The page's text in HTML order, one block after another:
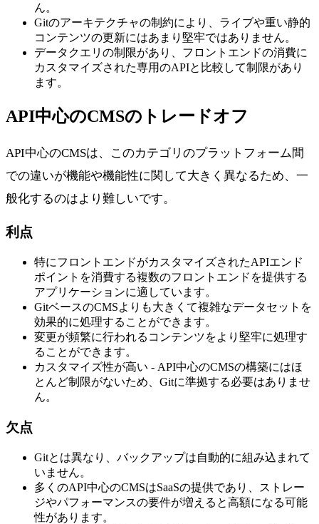
ん。
Gitのアーキテクチャの制約により、ライブや重い静的
コンテンツの更新にはあまり堅牢ではありません。
データクエリの制限があり、フロントエンドの消費に
カスタマイズされた専用のAPIと比較して制限があり
ます。
API中心のCMSのトレードオフ
API中心のCMSは、このカテゴリのプラットフォーム間
での違いが機能や機能性に関して大きく異なるため、一
般化するのはより難しいです。
利点
特にフロントエンドがカスタマイズされたAPIエンド
ポイントを消費する複数のフロントエンドを提供する
アプリケーションに適しています。
GitベースのCMSよりも大きくて複雑なデータセットを
効果的に処理することができます。
変更が頻繁に行われるコンテンツをより堅牢に処理す
ることができます。
カスタマイズ性が高い - API中心のCMSの構築にはほ
とんど制限がないため、Gitに準拠する必要はありませ
ん。
欠点
Gitとは異なり、バックアップは自動的に組み込まれて
いません。
多くのAPI中心のCMSはSaaSの提供であり、ストレー
ジやパフォーマンスの要件が増えると高額になる可能
性があります。